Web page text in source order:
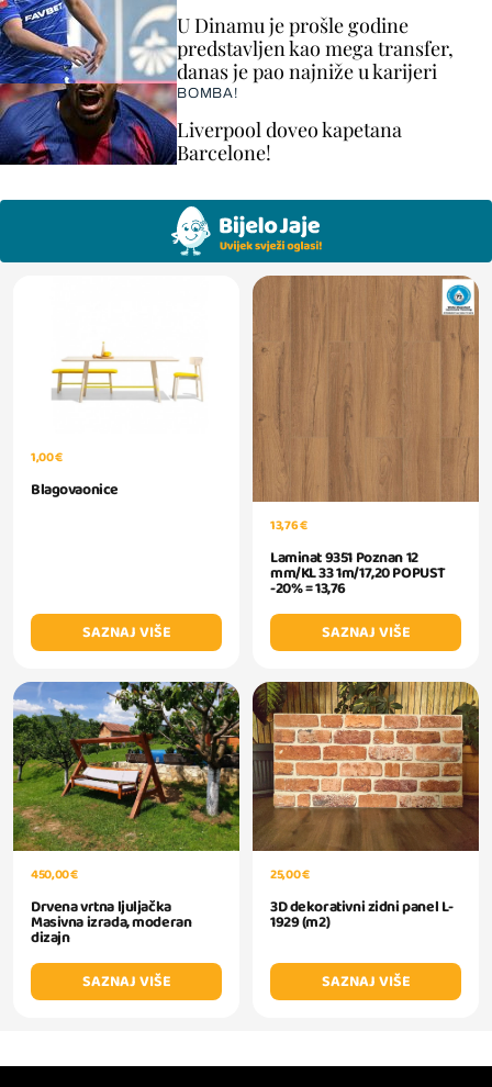
U Dinamu je prošle godine
predstavljen kao mega transfer,
danas je pao najniže u karijeri
BOMBA!
Liverpool doveo kapetana
Barcelone!
1,00 €
Blagovaonice
SAZNAJ VIŠE
13,76 €
Laminat 9351 Poznan 12
mm/KL 33 1m/17,20 POPUST
-20% = 13,76
SAZNAJ VIŠE
450,00 €
Drvena vrtna ljuljačka
Masivna izrada, moderan
dizajn
SAZNAJ VIŠE
25,00 €
3D dekorativni zidni panel L-
1929 (m2)
SAZNAJ VIŠE